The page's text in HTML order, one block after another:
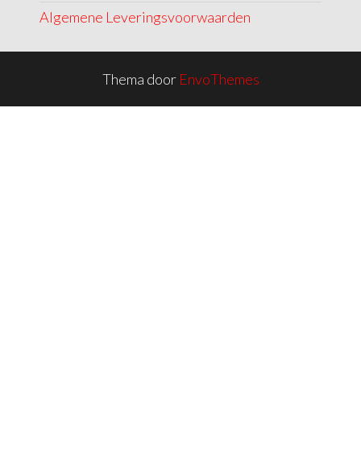
Algemene Leveringsvoorwaarden
Thema door EnvoThemes